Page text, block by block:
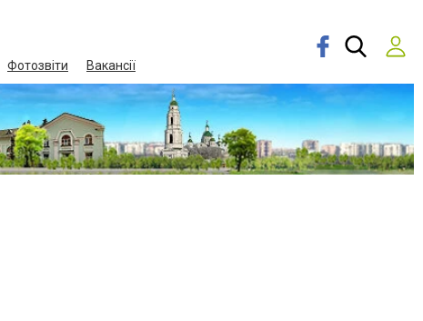
Фотозвіти Вакансії